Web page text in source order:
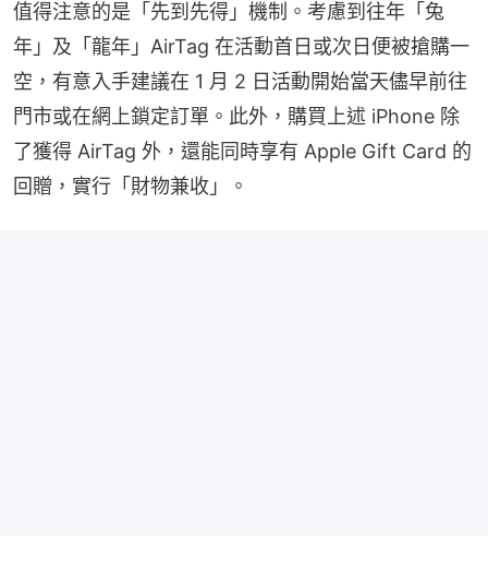
值得注意的是「先到先得」機制。考慮到往年「兔
年」及「龍年」AirTag 在活動首日或次日便被搶購一
空，有意入手建議在 1 月 2 日活動開始當天儘早前往
門市或在網上鎖定訂單。此外，購買上述 iPhone 除
了獲得 AirTag 外，還能同時享有 Apple Gift Card 的
回贈，實行「財物兼收」。